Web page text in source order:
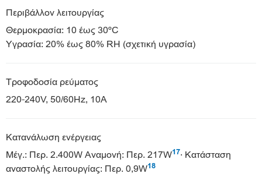
Περιβάλλον λειτουργίας
Θερμοκρασία: 10 έως 30ºC
Υγρασία: 20% έως 80% RH (σχετική υγρασία)
Τροφοδοσία ρεύματος
220-240V, 50/60Hz, 10A
Κατανάλωση ενέργειας
Μέγ.: Περ. 2.400W Αναμονή: Περ. 217W17· Κατάσταση
αναστολής λειτουργίας: Περ. 0,9W18